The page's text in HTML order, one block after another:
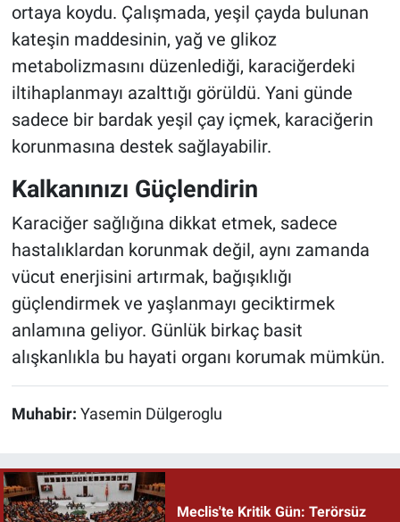
ortaya koydu. Çalışmada, yeşil çayda bulunan
kateşin maddesinin, yağ ve glikoz
metabolizmasını düzenlediği, karaciğerdeki
iltihaplanmayı azalttığı görüldü. Yani günde
sadece bir bardak yeşil çay içmek, karaciğerin
korunmasına destek sağlayabilir.
Kalkanınızı Güçlendirin
Karaciğer sağlığına dikkat etmek, sadece
hastalıklardan korunmak değil, aynı zamanda
vücut enerjisini artırmak, bağışıklığı
güçlendirmek ve yaşlanmayı geciktirmek
anlamına geliyor. Günlük birkaç basit
alışkanlıkla bu hayati organı korumak mümkün.
Muhabir: Yasemin Dülgeroglu
Meclis'te Kritik Gün: Terörsüz